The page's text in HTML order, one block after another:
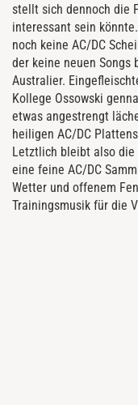
stellt sich dennoch die
interessant sein
noch keine AC/DC
der keine neuen Songs
Australier.
Kollege Ossowski
etwas angestrengt
heiligen AC/DC
Letztlich bleibt also die
eine feine AC/DC
Wetter und offenem
Trainingsmusik für die